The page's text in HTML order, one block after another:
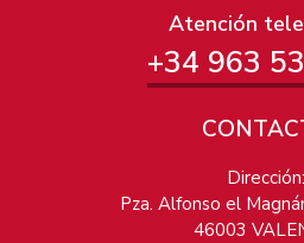
Atención
+34 963
Dirección:
Pza. Alfonso el
46003